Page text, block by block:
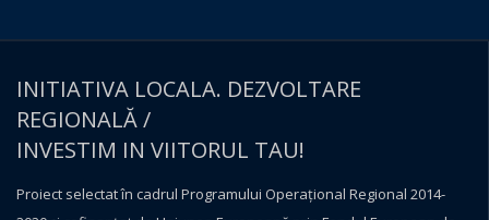
INITIATIVA LOCALA. DEZVOLTARE
REGIONALĂ /
INVESTIM IN VIITORUL TAU!
Proiect selectat în cadrul Programului Operațional Regional 2014-